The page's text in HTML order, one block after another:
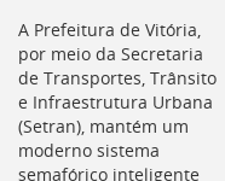
[]
Ir
para
a
lista
de
secretarias
A Prefeitura de Vitória,
por meio da Secretaria
de Transportes, Trânsito
e Infraestrutura Urbana
(Setran), mantém um
moderno sistema
semafórico inteligente